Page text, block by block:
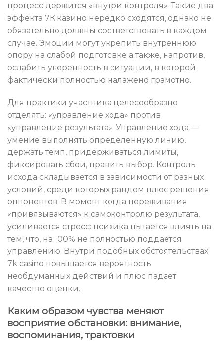
процесс держится «внутри контроля». Такие два
эффекта 7К казино нередко сходятся, однако не
обязательно должны соответствовать в каждом
случае. Эмоции могут укрепить внутреннюю
опору на слабой подготовке а также, напротив,
ослабить уверенность в ситуации, в которой
фактически полностью налажено грамотно.
Для практики участника целесообразно
отделять: «управление хода» против
«управление результата». Управление хода —
умение выполнять определенную линию,
держать темп, придерживаться лимиты,
фиксировать сбои, править выбор. Контроль
исхода складывается в зависимости от разных
условий, среди которых рандом плюс решения
оппонентов. В момент когда переживания
«привязываются» к самоконтролю результата,
усиливается стресс: психика пытается влиять на
тем, что, на 100% не полностью поддается
управлению. Внутри подобных обстоятельствах
7k casino повышается вероятность
необдуманных действий и плюс падает
качество оценки.
Каким образом чувства меняют
восприятие обстановки: внимание,
воспоминания, трактовки